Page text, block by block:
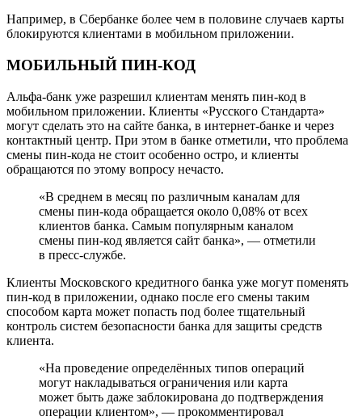
Например, в Сбербанке более чем в половине случаев карты
блокируются клиентами в мобильном приложении.
МОБИЛЬНЫЙ ПИН-КОД
Альфа-банк уже разрешил клиентам менять пин-код в
мобильном приложении. Клиенты «Русского Стандарта»
могут сделать это на сайте банка, в интернет-банке и через
контактный центр. При этом в банке отметили, что проблема
смены пин-кода не стоит особенно остро, и клиенты
обращаются по этому вопросу нечасто.
«В среднем в месяц по различным каналам для
смены пин-кода обращается около 0,08% от всех
клиентов банка. Самым популярным каналом
смены пин-код является сайт банка», — отметили
в пресс-службе.
Клиенты Московского кредитного банка уже могут поменять
пин-код в приложении, однако после его смены таким
способом карта может попасть под более тщательный
контроль систем безопасности банка для защиты средств
клиента.
«На проведение определённых типов операций
могут накладываться ограничения или карта
может быть даже заблокирована до подтверждения
операции клиентом», — прокомментировал